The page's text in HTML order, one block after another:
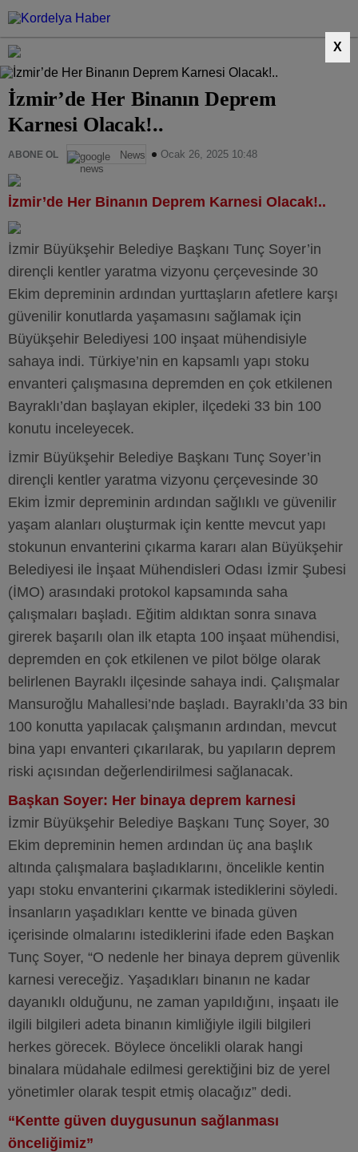
X
İzmir’de Her Binanın Deprem
Karnesi Olacak!..
ABONE OL News Ocak 26, 2025 10:48
İzmir’de Her Binanın Deprem Karnesi Olacak!..
İzmir Büyükşehir Belediye Başkanı Tunç Soyer’in
dirençli kentler yaratma vizyonu çerçevesinde 30
Ekim depreminin ardından yurttaşların afetlere karşı
güvenilir konutlarda yaşamasını sağlamak için
Büyükşehir Belediyesi 100 inşaat mühendisiyle
sahaya indi. Türkiye’nin en kapsamlı yapı stoku
envanteri çalışmasına depremden en çok etkilenen
Bayraklı’dan başlayan ekipler, ilçedeki 33 bin 100
konutu inceleyecek.
İzmir Büyükşehir Belediye Başkanı Tunç Soyer’in
dirençli kentler yaratma vizyonu çerçevesinde 30
Ekim İzmir depreminin ardından sağlıklı ve güvenilir
yaşam alanları oluşturmak için kentte mevcut yapı
stokunun envanterini çıkarma kararı alan Büyükşehir
Belediyesi ile İnşaat Mühendisleri Odası İzmir Şubesi
(İMO) arasındaki protokol kapsamında saha
çalışmaları başladı. Eğitim aldıktan sonra sınava
girerek başarılı olan ilk etapta 100 inşaat mühendisi,
depremden en çok etkilenen ve pilot bölge olarak
belirlenen Bayraklı ilçesinde sahaya indi. Çalışmalar
Mansuroğlu Mahallesi’nde başladı. Bayraklı’da 33 bin
100 konutta yapılacak çalışmanın ardından, mevcut
bina yapı envanteri çıkarılarak, bu yapıların deprem
riski açısından değerlendirilmesi sağlanacak.
Başkan Soyer: Her binaya deprem karnesi
İzmir Büyükşehir Belediye Başkanı Tunç Soyer, 30
Ekim depreminin hemen ardından üç ana başlık
altında çalışmalara başladıklarını, öncelikle kentin
yapı stoku envanterini çıkarmak istediklerini söyledi.
İnsanların yaşadıkları kentte ve binada güven
içerisinde olmalarını istediklerini ifade eden Başkan
Tunç Soyer, “O nedenle her binaya deprem güvenlik
karnesi vereceğiz. Yaşadıkları binanın ne kadar
dayanıklı olduğunu, ne zaman yapıldığını, inşaatı ile
ilgili bilgileri adeta binanın kimliğiyle ilgili bilgileri
herkes görecek. Böylece öncelikli olarak hangi
binalara müdahale edilmesi gerektiğini biz de yerel
yönetimler olarak tespit etmiş olacağız” dedi.
“Kentte güven duygusunun sağlanması
önceliğimiz”